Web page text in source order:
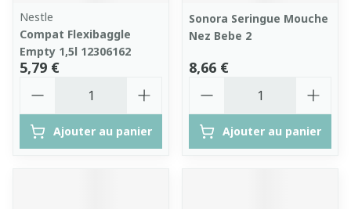
Nestle
Compat Flexibaggle
Empty 1,5l 12306162
5,79 €
Ajouter au panier
Sonora Seringue Mouche
Nez Bebe 2
8,66 €
Ajouter au panier